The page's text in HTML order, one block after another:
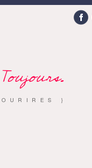
Toujours.
}